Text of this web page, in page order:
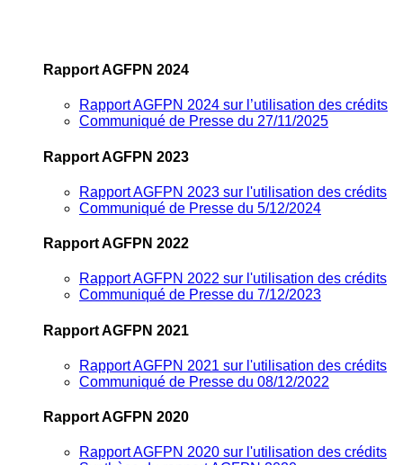
Rapport AGFPN 2024
Rapport AGFPN 2024 sur l’utilisation des crédits
Communiqué de Presse du 27/11/2025
Rapport AGFPN 2023
Rapport AGFPN 2023 sur l'utilisation des crédits
Communiqué de Presse du 5/12/2024
Rapport AGFPN 2022
Rapport AGFPN 2022 sur l'utilisation des crédits
Communiqué de Presse du 7/12/2023
Rapport AGFPN 2021
Rapport AGFPN 2021 sur l'utilisation des crédits
Communiqué de Presse du 08/12/2022
Rapport AGFPN 2020
Rapport AGFPN 2020 sur l'utilisation des crédits